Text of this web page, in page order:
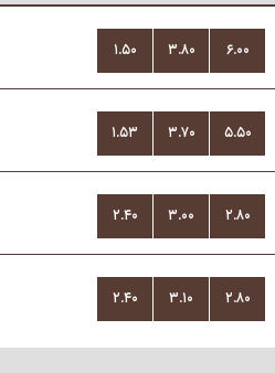
۱.۵۰ ۳.۸۰ ۶.۰۰
۱.۵۳ ۳.۷۰ ۵.۵۰
۲.۴۰ ۳.۰۰ ۲.۸۰
۲.۴۰ ۳.۱۰ ۲.۸۰